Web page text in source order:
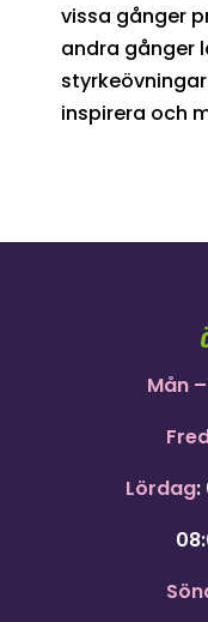
vissa gånger
andra gånger
inspirera och
Mån
Lördag: